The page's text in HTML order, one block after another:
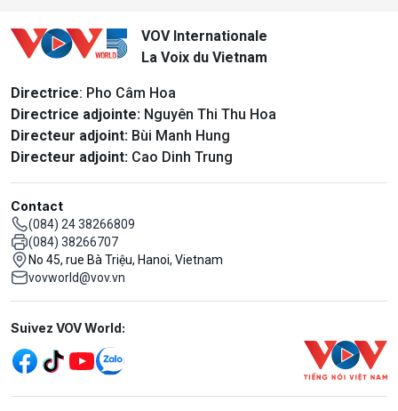
VOV Internationale
La Voix du Vietnam
Directrice: Pho Câm Hoa
Directrice adjointe: Nguyên Thi Thu Hoa
Directeur adjoint: Bùi Manh Hung
Directeur adjoint: Cao Dinh Trung
Contact
(084) 24 38266809
(084) 38266707
No 45, rue Bà Triệu, Hanoi, Vietnam
vovworld@vov.vn
Mạng xã hội
Suivez VOV World: